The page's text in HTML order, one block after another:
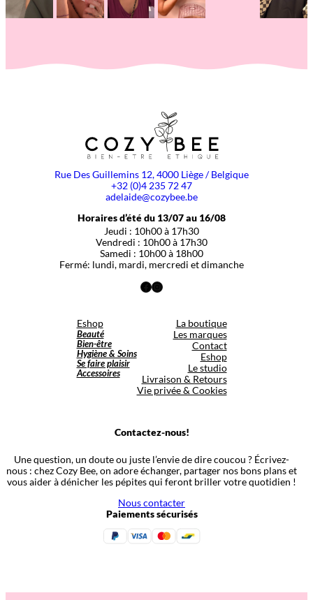
Rue Des Guillemins 12, 4000 Liège / Belgique
+32 (0)4 235 72 47
adelaide@cozybee.be
Horaires d’été du 13/07 au 16/08
Jeudi : 10h00 à 17h30
Vendredi : 10h00 à 17h30
Samedi : 10h00 à 18h00
Fermé: lundi, mardi, mercredi et dimanche
Facebook
Instagram
Eshop
Beauté
Bien-être
Hygiène & Soins
Se faire plaisir
Accessoires
La boutique
Les marques
Contact
Eshop
Le studio
Livraison & Retours
Vie privée & Cookies
Contactez-nous!
Une question, un doute ou juste l’envie de dire coucou ? Écrivez-
nous : chez Cozy Bee, on adore échanger, partager nos bons plans et
vous aider à dénicher les pépites qui feront briller votre quotidien !
Nous contacter
Paiements sécurisés